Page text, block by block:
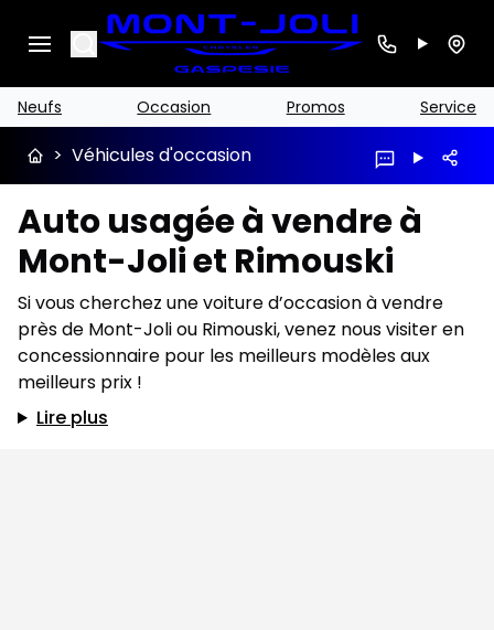
Search
Neufs Occasion Promos Service
> Véhicules d'occasion
Auto usagée à vendre à
Mont-Joli et Rimouski
Si vous cherchez une voiture d’occasion à vendre
près de Mont-Joli ou Rimouski, venez nous visiter en
concessionnaire pour les meilleurs modèles aux
meilleurs prix !
Lire plus